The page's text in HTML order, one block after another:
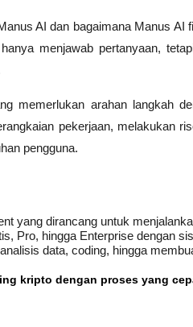
AI dan bagaimana Manus AI
menjawab pertanyaan,
memerlukan arahan langkah
pekerjaan, melakukan
pengguna.
yang dirancang untuk
Pro, hingga Enterprise dengan
data, coding, hingga
kripto dengan proses yang